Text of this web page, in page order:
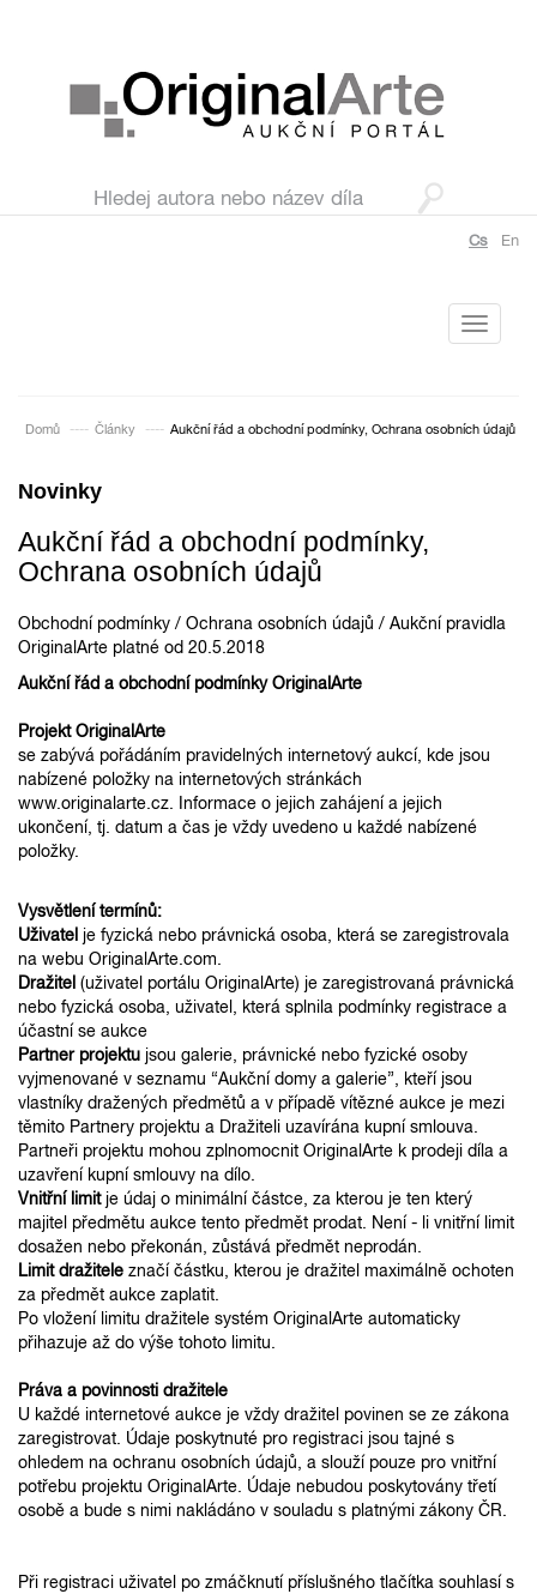
Cs En
Toggle
Domů Články Aukční řád a obchodní podmínky, Ochrana osobních údajů
Novinky
Aukční řád a obchodní podmínky,
Ochrana osobních údajů
Obchodní podmínky / Ochrana osobních údajů / Aukční pravidla
OriginalArte platné od 20.5.2018
Aukční řád a obchodní podmínky OriginalArte
Projekt OriginalArte
se zabývá pořádáním pravidelných internetový aukcí, kde jsou
nabízené položky na internetových stránkách
www.originalarte.cz. Informace o jejich zahájení a jejich
ukončení, tj. datum a čas je vždy uvedeno u každé nabízené
položky.
Vysvětlení termínů:
Uživatel je fyzická nebo právnická osoba, která se zaregistrovala
na webu OriginalArte.com.
Dražitel (uživatel portálu OriginalArte) je zaregistrovaná právnická
nebo fyzická osoba, uživatel, která splnila podmínky registrace a
účastní se aukce
Partner projektu jsou galerie, právnické nebo fyzické osoby
vyjmenované v seznamu “Aukční domy a galerie”, kteří jsou
vlastníky dražených předmětů a v případě vítězné aukce je mezi
těmito Partnery projektu a Dražiteli uzavírána kupní smlouva.
Partneři projektu mohou zplnomocnit OriginalArte k prodeji díla a
uzavření kupní smlouvy na dílo.
Vnitřní limitje údaj o minimální částce, za kterou je ten který
majitel předmětu aukce tento předmět prodat. Není - li vnitřní limit
dosažen nebo překonán, zůstává předmět neprodán.
Limit dražitele značí částku, kterou je dražitel maximálně ochoten
za předmět aukce zaplatit.
Po vložení limitu dražitele systém OriginalArte automaticky
přihazuje až do výše tohoto limitu.
Práva a povinnosti dražitele
U každé internetové aukce je vždy dražitel povinen se ze zákona
zaregistrovat. Údaje poskytnuté pro registraci jsou tajné s
ohledem na ochranu osobních údajů, a slouží pouze pro vnitřní
potřebu projektu OriginalArte. Údaje nebudou poskytovány třetí
osobě a bude s nimi nakládáno v souladu s platnými zákony ČR.
Při registraci uživatel po zmáčknutí příslušného tlačítka souhlasí s